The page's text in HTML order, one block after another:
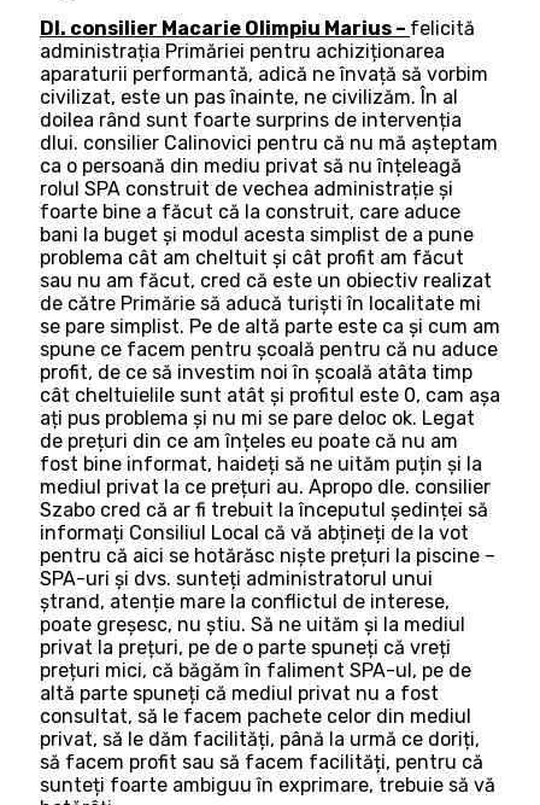
Dl. consilier Macarie Olimpiu Marius – felicită
administrația Primăriei pentru achiziționarea
aparaturii performantă, adică ne învață să vorbim
civilizat, este un pas înainte, ne civilizăm. În al
doilea rând sunt foarte surprins de intervenția
dlui. consilier Calinovici pentru că nu mă așteptam
ca o persoană din mediu privat să nu înțeleagă
rolul SPA construit de vechea administrație și
foarte bine a făcut că la construit, care aduce
bani la buget și modul acesta simplist de a pune
problema cât am cheltuit și cât profit am făcut
sau nu am făcut, cred că este un obiectiv realizat
de către Primărie să aducă turiști în localitate mi
se pare simplist. Pe de altă parte este ca și cum am
spune ce facem pentru școală pentru că nu aduce
profit, de ce să investim noi în școală atâta timp
cât cheltuielile sunt atât și profitul este 0, cam așa
ați pus problema și nu mi se pare deloc ok. Legat
de prețuri din ce am înțeles eu poate că nu am
fost bine informat, haideți să ne uităm puțin și la
mediul privat la ce prețuri au. Apropo dle. consilier
Szabo cred că ar fi trebuit la începutul ședinței să
informați Consiliul Local că vă abțineți de la vot
pentru că aici se hotărăsc niște prețuri la piscine –
SPA-uri și dvs. sunteți administratorul unui
ștrand, atenție mare la conflictul de interese,
poate greșesc, nu știu. Să ne uităm și la mediul
privat la prețuri, pe de o parte spuneți că vreți
prețuri mici, că băgăm în faliment SPA-ul, pe de
altă parte spuneți că mediul privat nu a fost
consultat, să le facem pachete celor din mediul
privat, să le dăm facilități, până la urmă ce doriți,
să facem profit sau să facem facilități, pentru că
sunteți foarte ambiguu în exprimare, trebuie să vă